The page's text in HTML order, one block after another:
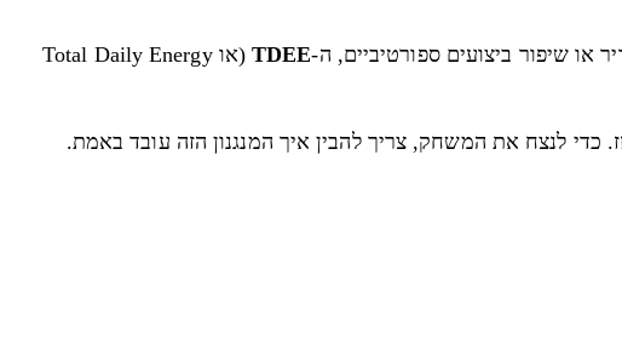
או שיפור ביצועים ספורטיביים, ה-TDEE
(או Total Daily Energy
לנצח את המשחק, צריך להבין איך המנגנון הזה עובד באמת.